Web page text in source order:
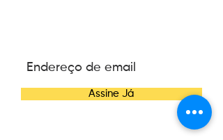
Assine Já